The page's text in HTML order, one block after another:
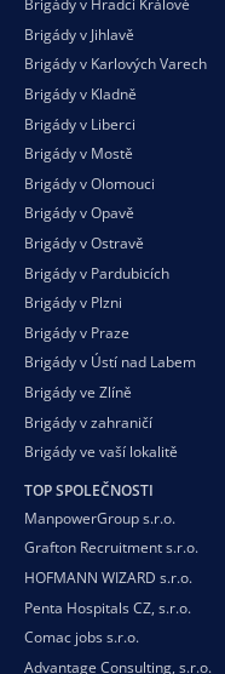
Brigády v Hradci Králové
Brigády v Jihlavě
Brigády v Karlových Varech
Brigády v Kladně
Brigády v Liberci
Brigády v Mostě
Brigády v Olomouci
Brigády v Opavě
Brigády v Ostravě
Brigády v Pardubicích
Brigády v Plzni
Brigády v Praze
Brigády v Ústí nad Labem
Brigády ve Zlíně
Brigády v zahraničí
Brigády ve vaší lokalitě
TOP SPOLEČNOSTI
ManpowerGroup s.r.o.
Grafton Recruitment s.r.o.
HOFMANN WIZARD s.r.o.
Penta Hospitals CZ, s.r.o.
Comac jobs s.r.o.
Advantage Consulting, s.r.o.